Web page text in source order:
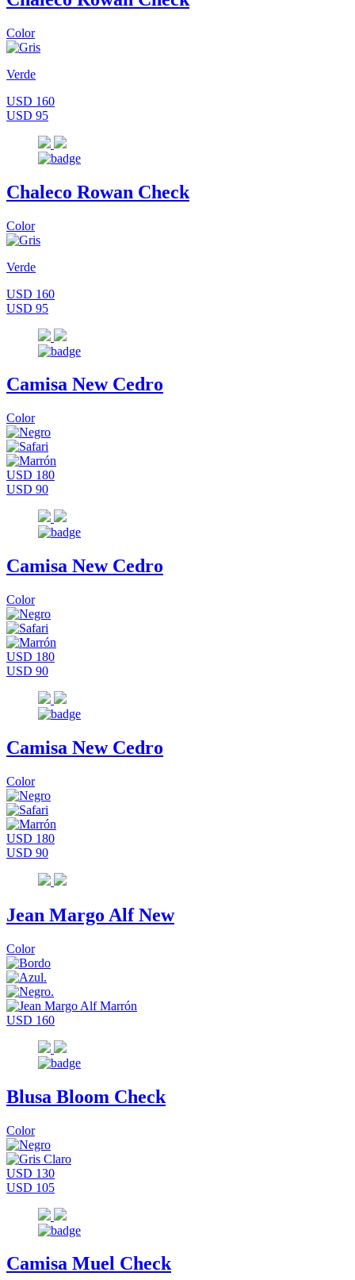
Color
Verde
USD 160
USD 95
Chaleco Rowan Check
Color
Verde
USD 160
USD 95
Camisa New Cedro
Color
USD 180
USD 90
Camisa New Cedro
Color
USD 180
USD 90
Camisa New Cedro
Color
USD 180
USD 90
Jean Margo Alf New
Color
USD 160
Blusa Bloom Check
Color
USD 130
USD 105
Camisa Muel Check